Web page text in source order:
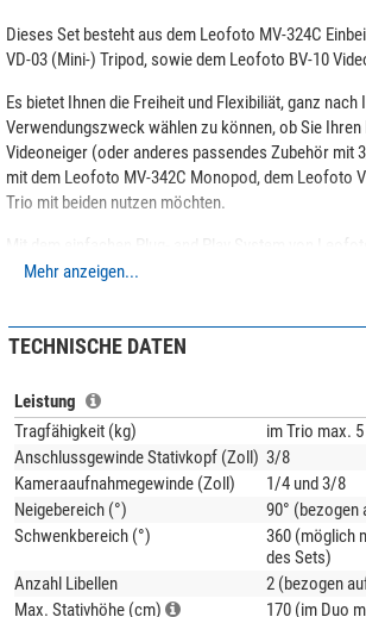
Dieses Set besteht aus dem Leofoto MV-324C
VD-03 (Mini-) Tripod, sowie dem Leofoto BV-10
Es bietet Ihnen die Freiheit und Flexibiliät, ganz nach
Verwendungszweck wählen zu können, ob Sie
Videoneiger (oder anderes passendes Zubehör mit
mit dem Leofoto MV-342C Monopod, dem Leofoto
Trio mit beiden nutzen möchten.
Mit dem einfachen Plug- and Play System von
zudem keine Zeit mit dem Wechsel zwischen den
Vorraussetzung für den reibungslosen Wechsel ist
beigelegt. Sollten Sie bereits im Besitz einer
Sie diese natürlich weiterhin wie gewohnt nutzen.
Kurzinfos:
MV-342C Monopod:
max. Belastung: 10 kg
min. Auszugshöhe: 600 mm
Mehr anzeigen...
TECHNISCHE DATEN
Leistung
Tragfähigkeit (kg)
im Trio max.
Anschlussgewinde Stativkopf (Zoll) 3/8
Kameraaufnahmegewinde (Zoll)
1/4 und 3/8
Neigebereich (°)
90° (bezogen
Schwenkbereich (°)
360 (möglich
des Sets)
Anzahl Libellen
2 (bezogen
Max. Stativhöhe (cm)
170 (im Duo